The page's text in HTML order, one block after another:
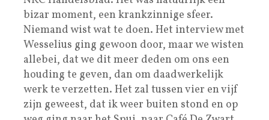
bizar moment, een krankzinnige sfeer.
Niemand wist wat te doen. Het interview met
Wesselius ging gewoon door, maar we wisten
allebei, dat we dit meer deden om ons een
houding te geven, dan om daadwerkelijk
werk te verzetten. Het zal tussen vier en vijf
zijn geweest, dat ik weer buiten stond en op